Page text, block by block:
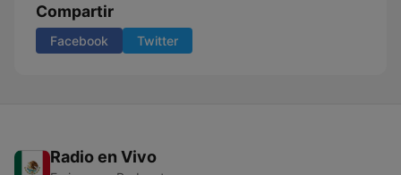
Compartir
Facebook Twitter
Radio en Vivo